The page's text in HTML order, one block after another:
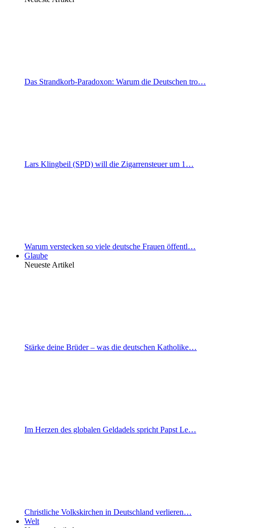
Das Strandkorb-Paradoxon: Warum die Deutschen tro…
Lars Klingbeil (SPD) will die Zigarrensteuer um 1…
Warum verstecken so viele deutsche Frauen öffentl…
Glaube
Neueste Artikel
Stärke deine Brüder – was die deutschen Katholike…
Im Herzen des globalen Geldadels spricht Papst Le…
Christliche Volkskirchen in Deutschland verlieren…
Welt